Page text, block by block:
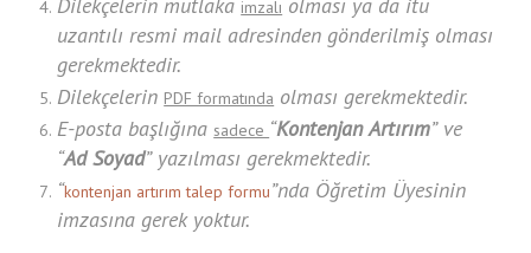
Dilekçelerin mutlaka imzalı olması ya da itu
uzantılı resmi mail adresinden gönderilmiş olması
gerekmektedir.
Dilekçelerin PDF formatında olması gerekmektedir.
E-posta başlığına sadece “Kontenjan Artırım” ve
“Ad Soyad” yazılması gerekmektedir.
“kontenjan artırım talep formu”nda Öğretim Üyesinin
imzasına gerek yoktur.